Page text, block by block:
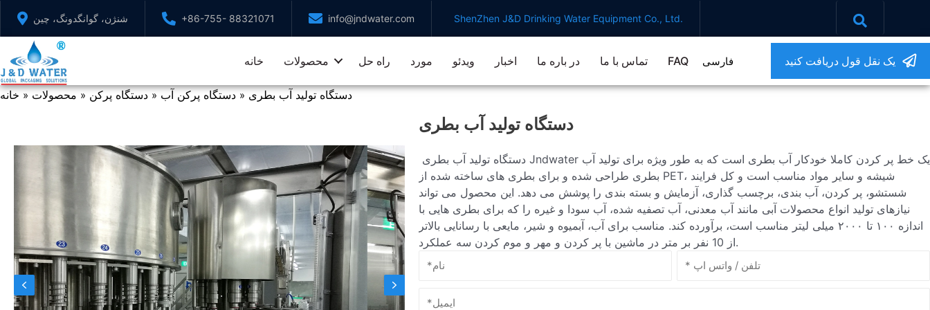
پرش
شنژن، گوانگدونگ، چین +86-755- 88321071 info@jndwater.com ShenZhen J&D Drinking Water Equipment Co., Ltd.
خانه محصولات راه حل مورد ویدئو اخبار در باره ما تماس با ما FAQ فارسی یک نقل قول دریافت کنید
خانه » محصولات » دستگاه پرکن » دستگاه پرکن آب » دستگاه تولید آب بطری
دستگاه تولید آب بطری
بطری طراحی شده و برای بطری های ساخته شده از PET، شیشه و سایر مواد مناسب است و کل فرایند
شستشو، پر کردن، آب بندی، برچسب گذاری، آزمایش و بسته بندی را پوشش می دهد. این محصول می تواند
نیازهای تولید انواع محصولات آبی مانند آب معدنی، آب تصفیه شده، آب سودا و غیره را که برای بطری هایی با
اندازه ۱۰۰ تا ۲۰۰۰ میلی لیتر مناسب است، برآورده کند. مناسب برای آب، آبمیوه و شیر، مایعی با رسانایی بالاتر
از 10 نفر بر متر در ماشین با پر کردن و مهر و موم کردن سه عملکرد.